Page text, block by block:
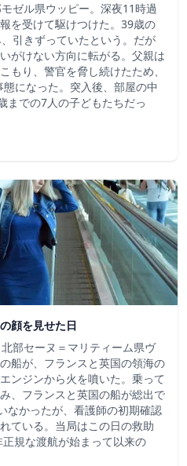
ゼル県ウッピー。深夜11時過
を受けて駆けつけた。39歳の
引きずっていたという。だが
がけない方向に転がる。父親は
もり、警官を脅し続けたため、
になった。突入後、部屋の中
までの7人の子どもたちだっ
顔を見せた日
部セーヌ＝マリティーム県ヴ
船が、フランスと英国の領海の
ンジンから火を噴いた。乗って
、フランスと英国の船が総出で
なかったが、看護師の初期確認
ている。当局はこの日の救助
規な渡航が始まって以来の